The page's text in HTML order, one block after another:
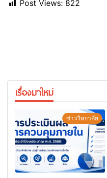
Post Views: 822
เรื่องมาใหม่
ข่าววิทยาลัย